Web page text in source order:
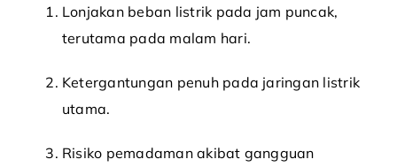
Lonjakan beban listrik pada jam puncak,
terutama pada malam hari.
Ketergantungan penuh pada jaringan listrik
utama.
Risiko pemadaman akibat gangguan